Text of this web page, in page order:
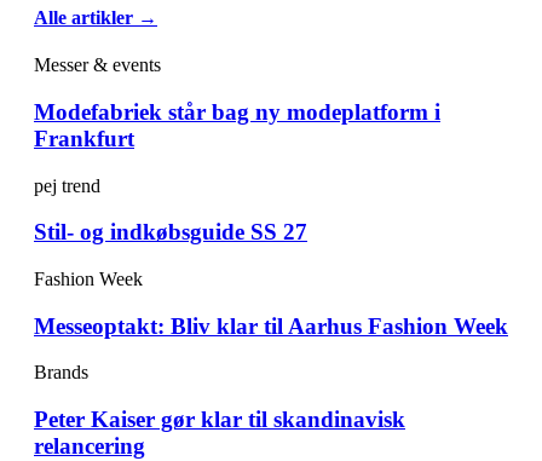
Alle artikler →
Messer & events
Modefabriek står bag ny modeplatform i
Frankfurt
pej trend
Stil- og indkøbsguide SS 27
Fashion Week
Messeoptakt: Bliv klar til Aarhus Fashion Week
Brands
Peter Kaiser gør klar til skandinavisk
relancering